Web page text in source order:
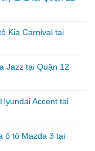
Kia Carnival tại
Jazz tại Quận 12
Accent tại
ô tô Mazda 3 tại